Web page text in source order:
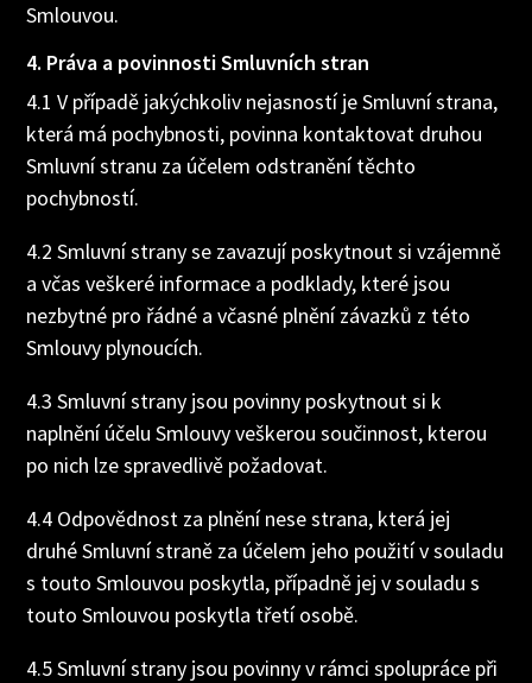
Smlouvou.
4. Práva a povinnosti Smluvních stran
4.1 V případě jakýchkoliv nejasností je Smluvní strana,
která má pochybnosti, povinna kontaktovat druhou
Smluvní stranu za účelem odstranění těchto
pochybností.
4.2 Smluvní strany se zavazují poskytnout si vzájemně
a včas veškeré informace a podklady, které jsou
nezbytné pro řádné a včasné plnění závazků z této
Smlouvy plynoucích.
4.3 Smluvní strany jsou povinny poskytnout si k
naplnění účelu Smlouvy veškerou součinnost, kterou
po nich lze spravedlivě požadovat.
4.4 Odpovědnost za plnění nese strana, která jej
druhé Smluvní straně za účelem jeho použití v souladu
s touto Smlouvou poskytla, případně jej v souladu s
touto Smlouvou poskytla třetí osobě.
4.5 Smluvní strany jsou povinny v rámci spolupráce při